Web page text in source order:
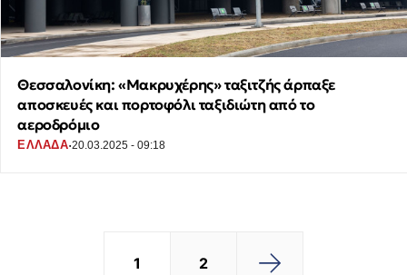
Θεσσαλονίκη: «Μακρυχέρης» ταξιτζής άρπαξε
αποσκευές και πορτοφόλι ταξιδιώτη από το
αεροδρόμιο
ΕΛΛΑΔΑ·20.03.2025 - 09:18
1 2